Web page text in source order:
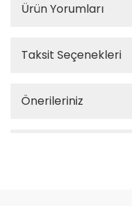
Ürün Yorumları
Taksit Seçenekleri
Önerileriniz